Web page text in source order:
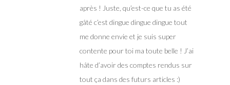
après ! Juste, qu’est-ce que tu as été
gâté c’est dingue dingue dingue tout
me donne envie et je suis super
contente pour toi ma toute belle ! J’ai
hâte d’avoir des comptes rendus sur
tout ça dans des futurs articles :)